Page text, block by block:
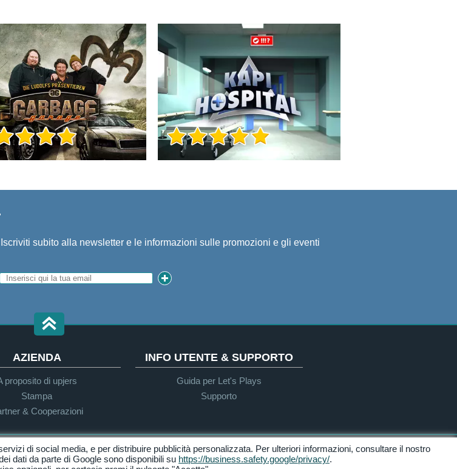
Info sul Gioco
subito alla newsletter e le informazioni sulle promozioni e gli eventi
AZIENDA
proposito di upjers
Stampa
& Cooperazioni
INFO UTENTE & SUPPORTO
Guida per Let's Plays
Supporto
Termini & Condizioni Accessibilità
di social media, e per distribuire pubblicità personalizzata. Per ulteriori informazioni, consultare il nostro
dati da parte di Google sono disponibili su https://business.safety.google/privacy/.